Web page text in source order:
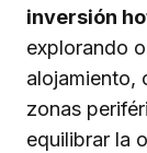
inversión
explorando
alojamiento,
zonas
equilibrar la